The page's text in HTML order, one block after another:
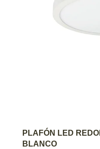
PLAFÓN LED
BLANCO